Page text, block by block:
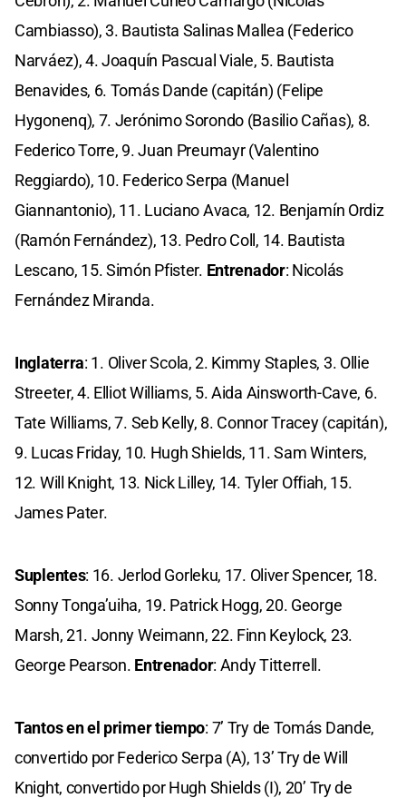
Cambiasso), 3. Bautista Salinas Mallea (Federico
Narváez), 4. Joaquín Pascual Viale, 5. Bautista
Benavides, 6. Tomás Dande (capitán) (Felipe
Hygonenq), 7. Jerónimo Sorondo (Basilio Cañas), 8.
Federico Torre, 9. Juan Preumayr (Valentino
Reggiardo), 10. Federico Serpa (Manuel
Giannantonio), 11. Luciano Avaca, 12. Benjamín Ordiz
(Ramón Fernández), 13. Pedro Coll, 14. Bautista
Lescano, 15. Simón Pfister. Entrenador: Nicolás
Fernández Miranda.
Inglaterra: 1. Oliver Scola, 2. Kimmy Staples, 3. Ollie
Streeter, 4. Elliot Williams, 5. Aida Ainsworth-Cave, 6.
Tate Williams, 7. Seb Kelly, 8. Connor Tracey (capitán),
9. Lucas Friday, 10. Hugh Shields, 11. Sam Winters,
12. Will Knight, 13. Nick Lilley, 14. Tyler Offiah, 15.
James Pater.
Suplentes: 16. Jerlod Gorleku, 17. Oliver Spencer, 18.
Sonny Tonga’uiha, 19. Patrick Hogg, 20. George
Marsh, 21. Jonny Weimann, 22. Finn Keylock, 23.
George Pearson. Entrenador: Andy Titterrell.
Tantos en el primer tiempo: 7’ Try de Tomás Dande,
convertido por Federico Serpa (A), 13’ Try de Will
Knight, convertido por Hugh Shields (I), 20’ Try de